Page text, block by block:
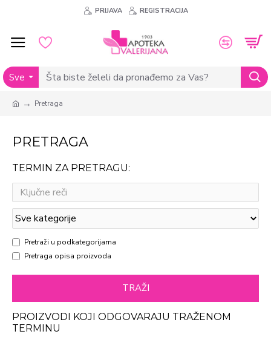
PRIJAVA REGISTRACIJA
Sve
Pretraga
PRETRAGA
TERMIN ZA PRETRAGU:
Pretraži u podkategorijama
Pretraga opisa proizvoda
TRAŽI
PROIZVODI KOJI ODGOVARAJU TRAŽENOM
TERMINU